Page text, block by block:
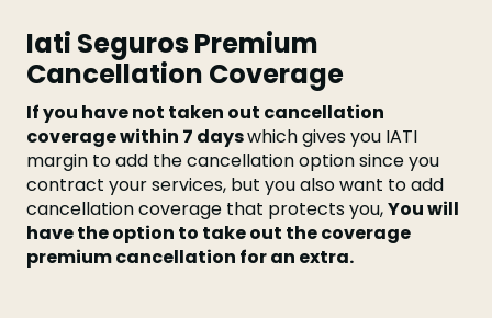
Iati Seguros Premium
Cancellation Coverage
If you have not taken out cancellation
coverage within 7 dayswhich gives you IATI
margin to add the cancellation option since you
contract your services, but you also want to add
cancellation coverage that protects you,You will
have the option to take out the coverage
premium cancellation for an extra.